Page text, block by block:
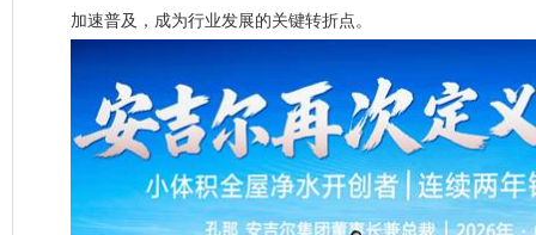
加速普及，成为行业发展的关键转折点。